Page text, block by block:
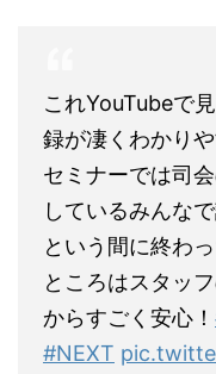
これYouTubeで
録が凄くわかり
セミナーでは司
しているみんな
という間に終わ
ところはスタッ
からすごく安心！
#NEXT